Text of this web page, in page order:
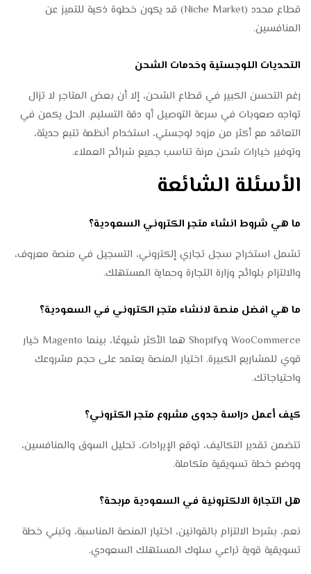
قطاع محدد (Niche Market) قد يكون خطوة ذكية للتميز عن
المنافسين.
التحديات اللوجستية وخدمات الشحن
رغم التحسن الكبير في قطاع الشحن، إلا أن بعض المتاجر لا تزال
تواجه صعوبات في سرعة التوصيل أو دقة التسليم. الحل يكمن في
التعاقد مع أكثر من مزود لوجستي، استخدام أنظمة تتبع حديثة،
وتوفير خيارات شحن مرنة تناسب جميع شرائح العملاء.
الأسئلة الشائعة
ما هي شروط انشاء متجر الكتروني السعودية؟
تشمل استخراج سجل تجاري إلكتروني، التسجيل في منصة معروف،
والالتزام بلوائح وزارة التجارة وحماية المستهلك.
ما هي افضل منصة لانشاء متجر الكتروني في السعودية؟
WooCommerce وShopify هما الأكثر شيوعًا، بينما Magento خيار
قوي للمشاريع الكبيرة. اختيار المنصة يعتمد على حجم مشروعك
واحتياجاتك.
كيف أعمل دراسة جدوى مشروع متجر الكتروني؟
تتضمن تقدير التكاليف، توقع الإيرادات، تحليل السوق والمنافسين،
ووضع خطة تسويقية متكاملة.
هل التجارة الالكترونية في السعودية مربحة؟
نعم، بشرط الالتزام بالقوانين، اختيار المنصة المناسبة، وتبني خطة
تسويقية قوية تراعي سلوك المستهلك السعودي.